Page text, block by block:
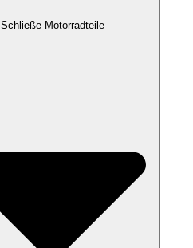
Schließe Motorradteile